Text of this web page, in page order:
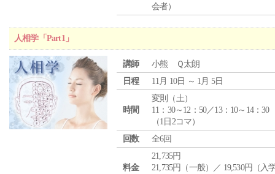
会者）
人相学「Part1」
講師
小熊 Ｑ太朗
日程
11月 10日 ～ 1月 5日
時間
変則（土）
11：30～12：50／13：10～14：30
（1日2コマ）
回数
全6回
料金
21,735円
21,735円（一般）／ 19,530円（入